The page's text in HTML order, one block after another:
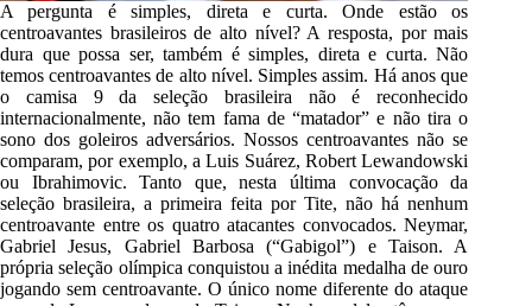
A pergunta é simples, direta e curta. Onde estão os
centroavantes brasileiros de alto nível? A resposta, por mais
dura que possa ser, também é simples, direta e curta. Não
temos centroavantes de alto nível. Simples assim. Há anos que
o camisa 9 da seleção brasileira não é reconhecido
internacionalmente, não tem fama de “matador” e não tira o
sono dos goleiros adversários. Nossos centroavantes não se
comparam, por exemplo, a Luis Suárez, Robert Lewandowski
ou Ibrahimovic. Tanto que, nesta última convocação da
seleção brasileira, a primeira feita por Tite, não há nenhum
centroavante entre os quatro atacantes convocados. Neymar,
Gabriel Jesus, Gabriel Barbosa (“Gabigol”) e Taison. A
própria seleção olímpica conquistou a inédita medalha de ouro
jogando sem centroavante. O único nome diferente do ataque